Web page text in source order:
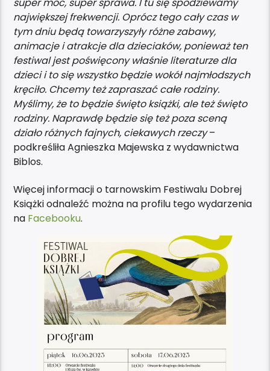
największej frekwencji. Oprócz tego cały czas w
tym dniu będą towarzyszyły różne zabawy,
animacje i atrakcje dla dzieciaków, ponieważ ten
festiwal jest poświęcony właśnie literaturze dla
dzieci i to się wszystko będzie wokół najmłodszych
kręciło. Chcemy też zapraszać całe rodziny.
Myślimy, że to będzie święto książki, ale też święto
rodziny. Naprawdę będzie się też poza sceną
działo różnych fajnych, ciekawych rzeczy–
podkreśliła Agnieszka Majewska z wydawnictwa
Biblos.
Więcej informacji o tarnowskim Festiwalu Dobrej
Książki odnaleźć można na profilu tego wydarzenia
na Facebooku.